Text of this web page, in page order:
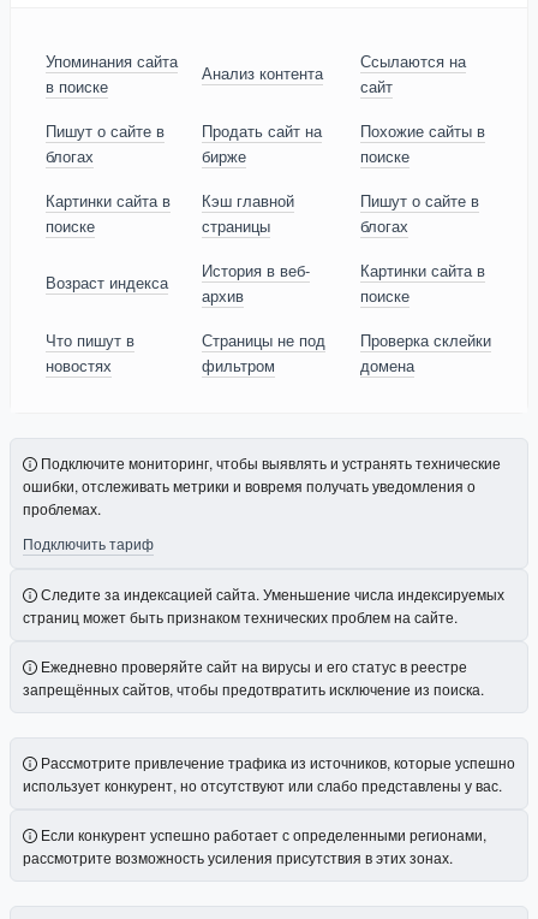
Упоминания сайта
в поиске
Анализ контента
Ссылаются на
сайт
Пишут о сайте в
блогах
Продать сайт на
бирже
Похожие сайты в
поиске
Картинки сайта в
поиске
Кэш главной
страницы
Пишут о сайте в
блогах
Возраст индекса
История в веб-
архив
Картинки сайта в
поиске
Что пишут в
новостях
Страницы не под
фильтром
Проверка склейки
домена
Подключите мониторинг, чтобы выявлять и устранять технические
ошибки, отслеживать метрики и вовремя получать уведомления о
проблемах.
Подключить тариф
Следите за индексацией сайта. Уменьшение числа индексируемых
страниц может быть признаком технических проблем на сайте.
Ежедневно проверяйте сайт на вирусы и его статус в реестре
запрещённых сайтов, чтобы предотвратить исключение из поиска.
Рассмотрите привлечение трафика из источников, которые успешно
использует конкурент, но отсутствуют или слабо представлены у вас.
Если конкурент успешно работает с определенными регионами,
рассмотрите возможность усиления присутствия в этих зонах.